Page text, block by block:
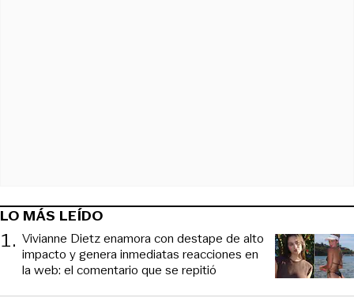
LO MÁS LEÍDO
1. Vivianne Dietz enamora con destape de alto
impacto y genera inmediatas reacciones en
la web: el comentario que se repitió